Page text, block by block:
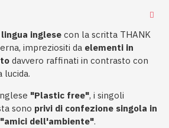
lingua inglese con la scritta THANK
impreziositi da elementi in
davvero raffinati in contrasto con
lucida.
"Plastic free", i singoli
sono privi di confezione singola in
"amici dell'ambiente".